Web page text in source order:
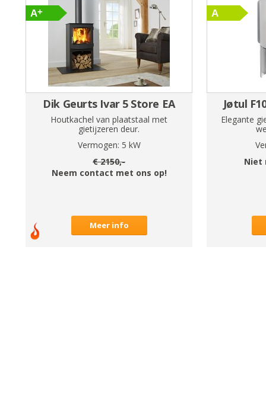
Dik Geurts Ivar 5 Store EA
Houtkachel van plaatstaal met
gietijzeren deur.
Vermogen: 5 kW
€2150,-
Neem contact met ons op!
Meer info
Jøtul
Elegante
Niet